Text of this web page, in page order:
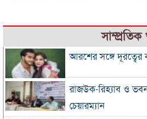
আরশের সঙ্গে দূরত্বের
রাজউক-রিহ্যাব ও
চেয়ারম্যান